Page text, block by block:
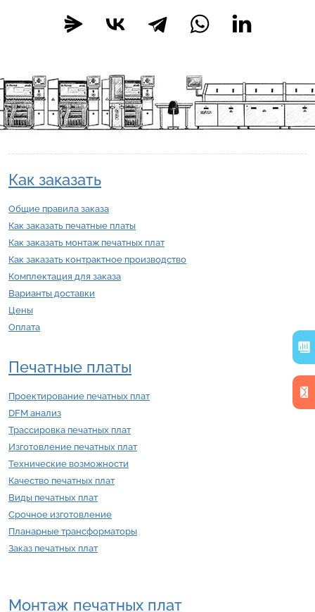
Как заказать
Общие правила заказа
Как заказать печатные платы
Как заказать монтаж печатных плат
Как заказать контрактное производство
Комплектация для заказа
Варианты доставки
Цены
Оплата
Печатные платы
Проектирование печатных плат
DFM анализ
Трассировка печатных плат
Изготовление печатных плат
Технические возможности
Качество печатных плат
Виды печатных плат
Срочное изготовление
Планарные трансформаторы
Заказ печатных плат
Монтаж печатных плат